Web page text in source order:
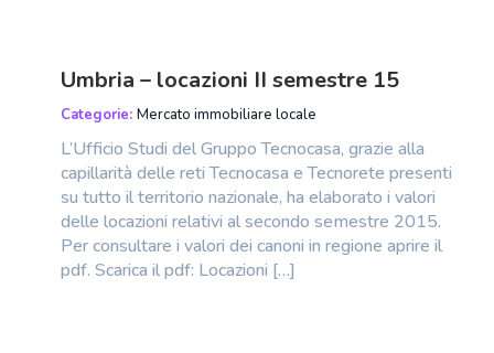
Umbria – locazioni II semestre 15
Categorie: Mercato immobiliare locale
L’Ufficio Studi del Gruppo Tecnocasa, grazie alla
capillarità delle reti Tecnocasa e Tecnorete presenti
su tutto il territorio nazionale, ha elaborato i valori
delle locazioni relativi al secondo semestre 2015.
Per consultare i valori dei canoni in regione aprire il
pdf. Scarica il pdf: Locazioni […]